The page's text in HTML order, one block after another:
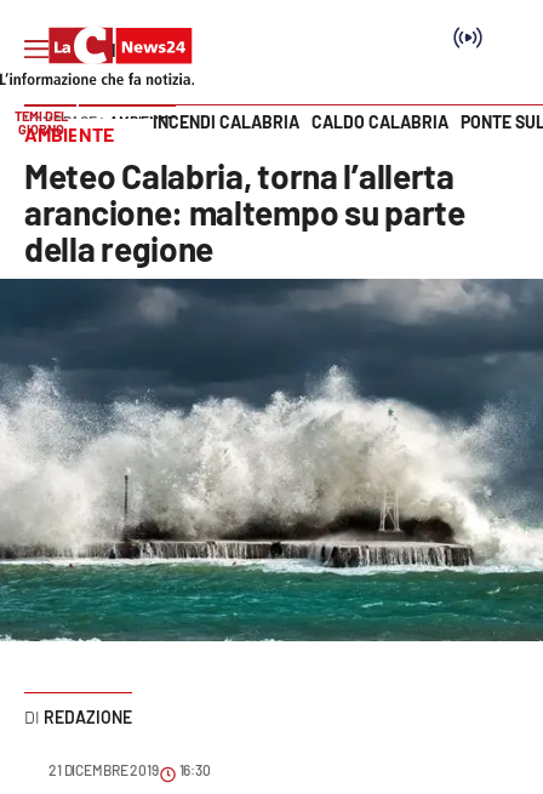
Cronaca
Attualità
Economia e lavoro
Italia Mondo
Sanità
Sport
Vai
TEMI DEL
GIORNO
INCENDI CALABRIA CALDO CALABRIA PONTE
HOME PAGE AMBIENTE
AMBIENTE
Meteo Calabria, torna l’allerta
arancione: maltempo su parte
della regione
REDAZIONE
21 DICEMBRE 2019 16:30